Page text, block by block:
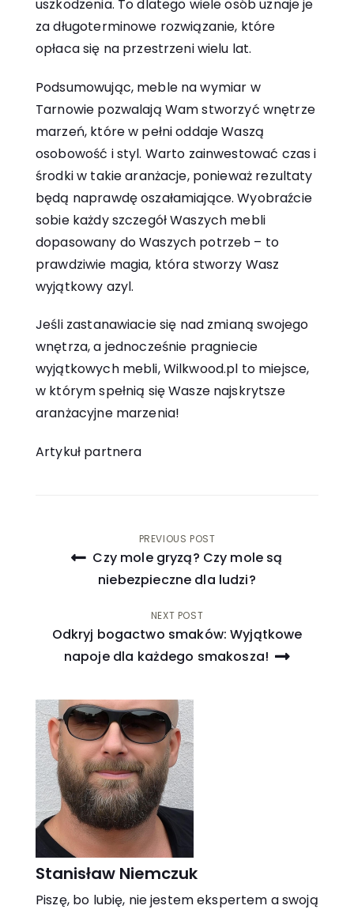
uszkodzenia. To dlatego wiele osób uznaje je
za długoterminowe rozwiązanie, które
opłaca się na przestrzeni wielu lat.
Podsumowując, meble na wymiar w
Tarnowie pozwalają Wam stworzyć wnętrze
marzeń, które w pełni oddaje Waszą
osobowość i styl. Warto zainwestować czas i
środki w takie aranżacje, ponieważ rezultaty
będą naprawdę oszałamiające. Wyobraźcie
sobie każdy szczegół Waszych mebli
dopasowany do Waszych potrzeb – to
prawdziwie magia, która stworzy Wasz
wyjątkowy azyl.
Jeśli zastanawiacie się nad zmianą swojego
wnętrza, a jednocześnie pragniecie
wyjątkowych mebli,Wilkwood.pl to miejsce,
w którym spełnią się Wasze najskrytsze
aranżacyjne marzenia!
Artykuł partnera
Nawigacja
wpisu
PREVIOUS POST
Czy mole gryzą? Czy mole są
niebezpieczne dla ludzi?
NEXT POST
Odkryj bogactwo smaków: Wyjątkowe
napoje dla każdego smakosza!
Stanisław Niemczuk
Piszę, bo lubię, nie jestem ekspertem a swoją